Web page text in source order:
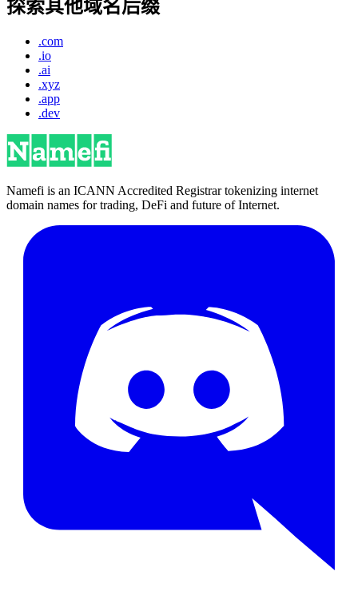
探索其他域名后缀
.com
.io
.ai
.xyz
.app
.dev
Namefi is an ICANN Accredited Registrar tokenizing internet
domain names for trading, DeFi and future of Internet.